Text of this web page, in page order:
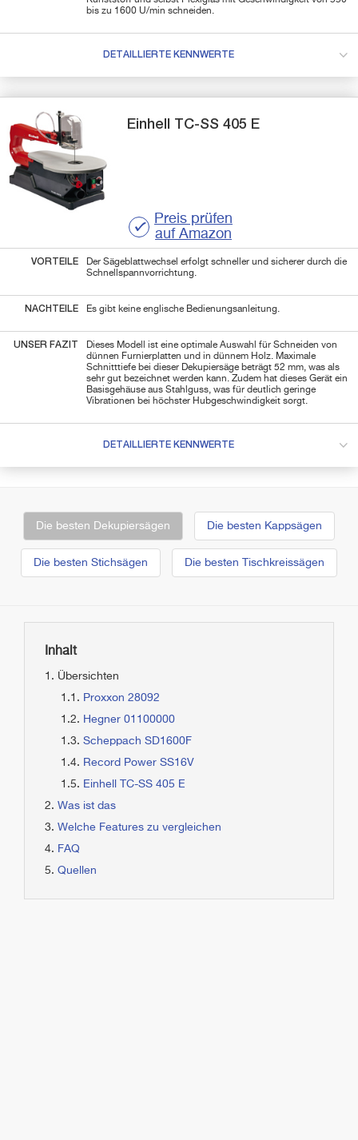
bis zu 1600 U/min schneiden.
DETAILLIERTE KENNWERTE
Einhell TC-SS 405 E
Preis prüfen
auf Amazon
VORTEILE
Der Sägeblattwechsel erfolgt schneller und sicherer durch die
Schnellspannvorrichtung.
NACHTEILE Es gibt keine englische Bedienungsanleitung.
UNSER FAZIT
Dieses Modell ist eine optimale Auswahl für Schneiden von
dünnen Furnierplatten und in dünnem Holz. Maximale
Schnitttiefe bei dieser Dekupiersäge beträgt 52 mm, was als
sehr gut bezeichnet werden kann. Zudem hat dieses Gerät ein
Basisgehäuse aus Stahlguss, was für deutlich geringe
Vibrationen bei höchster Hubgeschwindigkeit sorgt.
DETAILLIERTE KENNWERTE
Die besten Dekupiersägen Die besten Kappsägen
Die besten Stichsägen Die besten Tischkreissägen
Inhalt
Übersichten
Proxxon 28092
Hegner 01100000
Scheppach SD1600F
Record Power SS16V
Einhell TC-SS 405 E
Was ist das
Welche Features zu vergleichen
FAQ
Quellen